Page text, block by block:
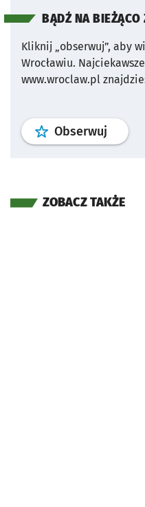
BĄDŹ NA
Kliknij „obserwuj”, aby
Wrocławiu.
www.wroclaw.pl
Obserwuj profil
ZOBACZ TAKŻE